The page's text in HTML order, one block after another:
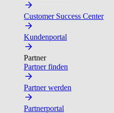
Customer Success Center
Kundenportal
Partner
Partner finden
Partner werden
Partnerportal